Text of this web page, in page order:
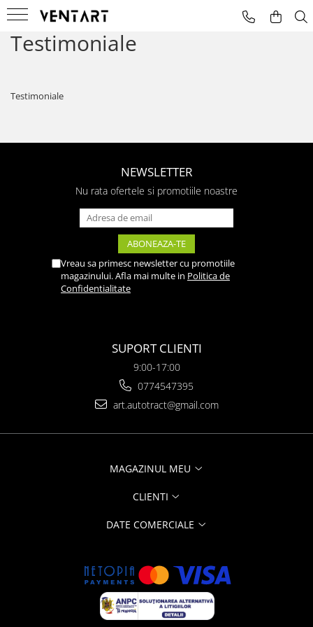
Microfoane
Voce
Mixere Audio
Neamplificate
Masini de fum
Testimoniale
Testimoniale
NEWSLETTER
Nu rata ofertele si promotiile noastre
Vreau sa primesc newsletter cu promotiile
magazinului. Afla mai multe in Politica de
Confidentialitate
SUPORT CLIENTI
9:00-17:00
0774547395
art.autotract@gmail.com
MAGAZINUL MEU
CLIENTI
DATE COMERCIALE